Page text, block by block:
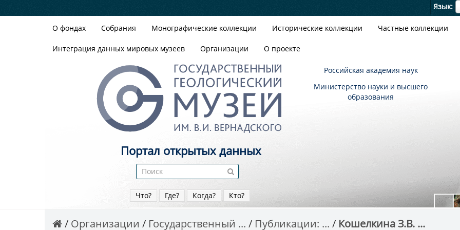
Язык
О фондах Собрания Монографические коллекции Исторические коллекции Частные коллекции
Интеграция данных мировых музеев Организации О проекте
Российская академия наук
Министерство науки и высшего
образования
Портал открытых данных
Что? Где? Когда? Кто?
Организации Государственный ... Публикации: ... Кошелкина З.В. ...